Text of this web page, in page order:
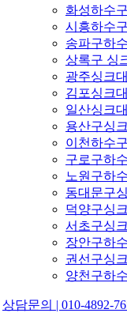
화성하수
시흥하수
송파구하
상록구 싱
광주싱크
김포싱크
일산싱크
용산구싱
이천하수
구로구하
노원구하
동대문구
덕양구싱
서초구싱
장안구하
권선구싱
양천구하
상담문의 | 010-4892-